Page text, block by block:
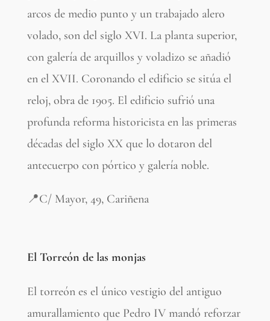
arcos de medio punto y un trabajado alero
volado, son del siglo XVI. La planta superior,
con galería de arquillos y voladizo se añadió
en el XVII. Coronando el edificio se sitúa el
reloj, obra de 1905. El edificio sufrió una
profunda reforma historicista en las primeras
décadas del siglo XX que lo dotaron del
antecuerpo con pórtico y galería noble.
📍C/ Mayor, 49, Cariñena
El Torreón de las monjas
El torreón es el único vestigio del antiguo
amurallamiento que Pedro IV mandó reforzar